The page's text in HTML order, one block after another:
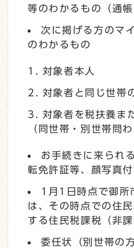
等のわかるもの（通
次に掲げる方のマ
のわかるもの
対象者本人
対象者と同じ世帯
対象者を税扶養ま
（同世帯・別世帯問わ
お手続きに来られ
転免許証等、顔写真
1月1日時点で御所
は、その時点での住
する住民税課税（非
委任状（別世帯の